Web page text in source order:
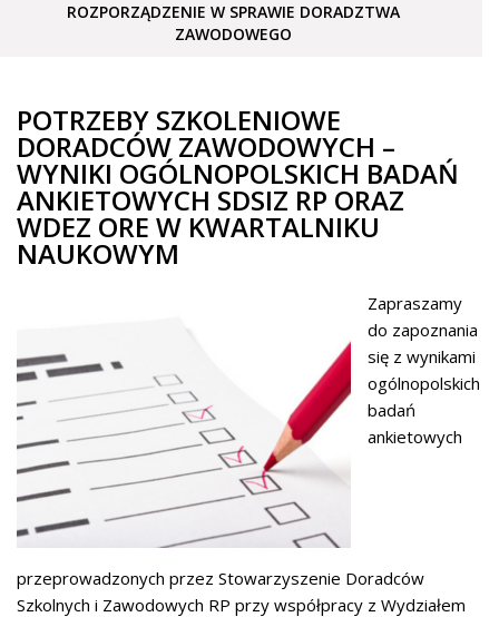
ROZPORZĄDZENIE W SPRAWIE DORADZTWA
ZAWODOWEGO
POTRZEBY SZKOLENIOWE
DORADCÓW ZAWODOWYCH –
WYNIKI OGÓLNOPOLSKICH BADAŃ
ANKIETOWYCH SDSIZ RP ORAZ
WDEZ ORE W KWARTALNIKU
NAUKOWYM
Zapraszamy
do zapoznania
się z wynikami
ogólnopolskich
badań
ankietowych
przeprowadzonych przez Stowarzyszenie Doradców
Szkolnych i Zawodowych RP przy współpracy z Wydziałem